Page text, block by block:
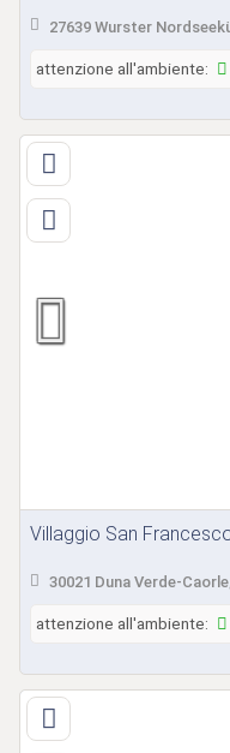
27639 Wurster
attenzione all'ambiente:
Villaggio San
30021 Duna Verde-
attenzione all'ambiente: